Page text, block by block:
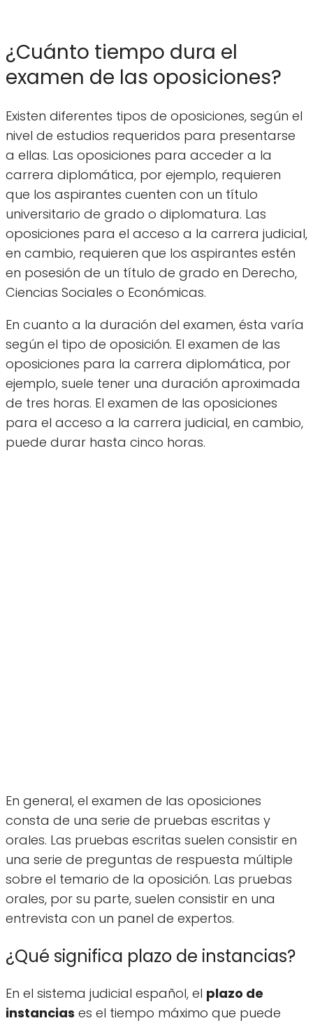
¿Cuánto tiempo dura el
examen de las oposiciones?
Existen diferentes tipos de oposiciones, según el
nivel de estudios requeridos para presentarse
a ellas. Las oposiciones para acceder a la
carrera diplomática, por ejemplo, requieren
que los aspirantes cuenten con un título
universitario de grado o diplomatura. Las
oposiciones para el acceso a la carrera judicial,
en cambio, requieren que los aspirantes estén
en posesión de un título de grado en Derecho,
Ciencias Sociales o Económicas.
En cuanto a la duración del examen, ésta varía
según el tipo de oposición. El examen de las
oposiciones para la carrera diplomática, por
ejemplo, suele tener una duración aproximada
de tres horas. El examen de las oposiciones
para el acceso a la carrera judicial, en cambio,
puede durar hasta cinco horas.
En general, el examen de las oposiciones
consta de una serie de pruebas escritas y
orales. Las pruebas escritas suelen consistir en
una serie de preguntas de respuesta múltiple
sobre el temario de la oposición. Las pruebas
orales, por su parte, suelen consistir en una
entrevista con un panel de expertos.
¿Qué significa plazo de instancias?
En el sistema judicial español, el plazo de
instancias es el tiempo máximo que puede